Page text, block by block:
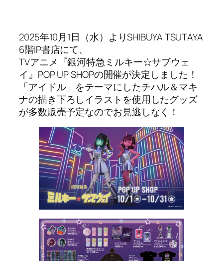
2025年10月1日（水）よりSHIBUYA TSUTAYA
6階IP書店にて、
TVアニメ『銀河特急ミルキー☆サブウェ
イ』POP UP SHOPの開催が決定しました！
「アイドル」をテーマにしたチハル＆マキ
ナの描き下ろしイラストを使用したグッズ
が多数販売予定なのでお見逃しなく！